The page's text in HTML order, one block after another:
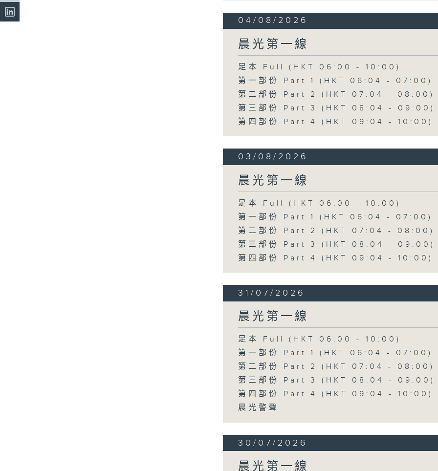
04/08/2026
晨光第一線
足本 Full (HKT 06:00 - 10:00)
第一部份 Part 1 (HKT 06:04 - 07:00)
第二部份 Part 2 (HKT 07:04 - 08:00)
第三部份 Part 3 (HKT 08:04 - 09:00)
第四部份 Part 4 (HKT 09:04 - 10:00)
03/08/2026
晨光第一線
足本 Full (HKT 06:00 - 10:00)
第一部份 Part 1 (HKT 06:04 - 07:00)
第二部份 Part 2 (HKT 07:04 - 08:00)
第三部份 Part 3 (HKT 08:04 - 09:00)
第四部份 Part 4 (HKT 09:04 - 10:00)
31/07/2026
晨光第一線
足本 Full (HKT 06:00 - 10:00)
第一部份 Part 1 (HKT 06:04 - 07:00)
第二部份 Part 2 (HKT 07:04 - 08:00)
第三部份 Part 3 (HKT 08:04 - 09:00)
第四部份 Part 4 (HKT 09:04 - 10:00)
晨光警聲
30/07/2026
晨光第一線